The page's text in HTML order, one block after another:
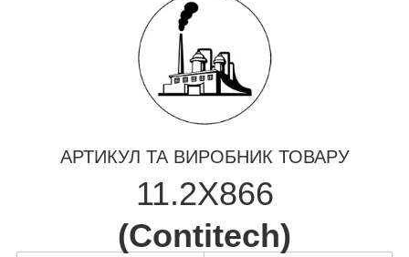
АРТИКУЛ ТА ВИРОБНИК ТОВАРУ
11.2X866
(Contitech)